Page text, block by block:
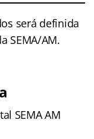
será definida
SEMA/AM.
SEMA AM